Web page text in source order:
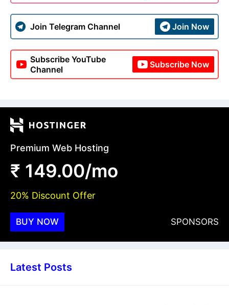
Join Telegram Channel Join Now
Subscribe YouTube
Channel
Subscribe Now
Premium Web Hosting
₹ 149.00/mo
20% Discount Offer
BUY NOW SPONSORS
Latest Posts